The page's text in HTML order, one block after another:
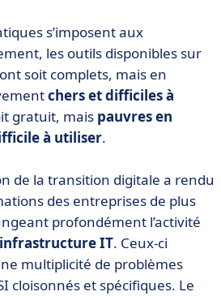
s’imposent aux
les outils disponibles sur
soit complets, mais en
chers et difficiles à
gratuit, mais pauvres en
à utiliser.
de la transition digitale a rendu
des entreprises de plus
profondément l’activité
IT. Ceux-ci
multiplicité de problèmes
cloisonnés et spécifiques. Le